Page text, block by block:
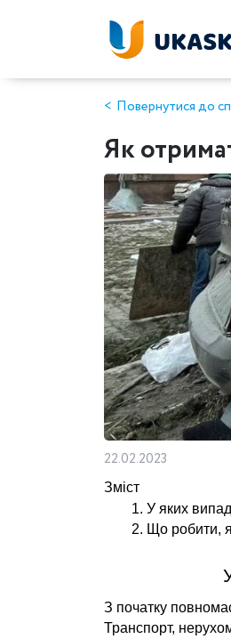
Повернутися до
Як
22.02.2023
Зміст
У яких
Що робити,
З початку
Транспорт,